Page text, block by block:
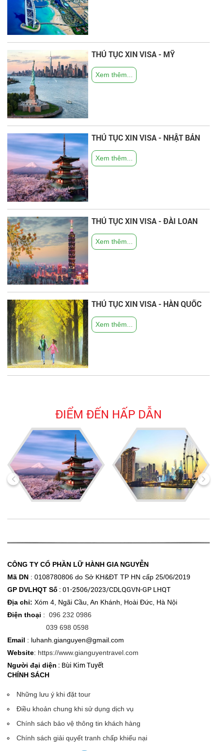
THỦ TỤC XIN VISA - MỸ
Xem thêm...
THỦ TỤC XIN VISA - NHẬT BẢN
Xem thêm...
THỦ TỤC XIN VISA - ĐÀI LOAN
Xem thêm...
THỦ TỤC XIN VISA - HÀN QUỐC
Xem thêm...
ĐIỂM ĐẾN HẤP DẪN
CÔNG TY CỔ PHẦN LỮ HÀNH GIA NGUYỄN
Mã DN : 0108780806 do Sở KH&ĐT TP HN cấp 25/06/2019
GP DVLHQT Số : 01-2506/2023/CDLQGVN-GP LHQT
Địa chỉ: Xóm 4, Ngãi Cầu, An Khánh, Hoài Đức, Hà Nội
Điện thoại : 096 232 0986
039 698 0598
Email : luhanh.gianguyen@gmail.com
Website: https://www.gianguyentravel.com
Người đại diện : Bùi Kim Tuyết
CHÍNH SÁCH
Những lưu ý khi đặt tour
Điều khoản chung khi sử dụng dịch vụ
Chính sách bảo vệ thông tin khách hàng
Chính sách giải quyết tranh chấp khiếu nại